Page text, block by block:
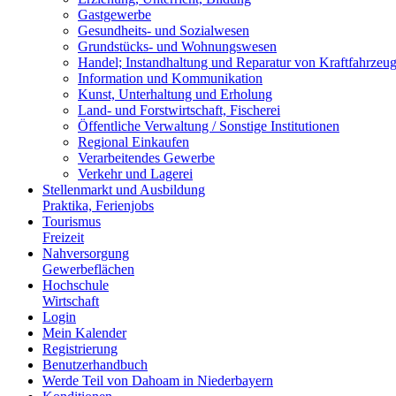
Gastgewerbe
Gesundheits- und Sozialwesen
Grundstücks- und Wohnungswesen
Handel; Instandhaltung und Reparatur von
Information und Kommunikation
Kunst, Unterhaltung und Erholung
Land- und Forstwirtschaft, Fischerei
Öffentliche Verwaltung / Sonstige Institutionen
Regional Einkaufen
Verarbeitendes Gewerbe
Verkehr und Lagerei
Stellenmarkt und Ausbildung
Praktika, Ferienjobs
Tourismus
Freizeit
Nahversorgung
Gewerbeflächen
Hochschule
Wirtschaft
Login
Mein Kalender
Registrierung
Benutzerhandbuch
Werde Teil von Dahoam in Niederbayern